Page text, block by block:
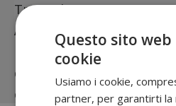
Trova altri concorsi per:»
Abbigliamento
|»
Vinci
Per partecipare collegati al
concorso
casella del giorno per
Questo sito
cookie
Usiamo i cookie,
partner, per garantirti la